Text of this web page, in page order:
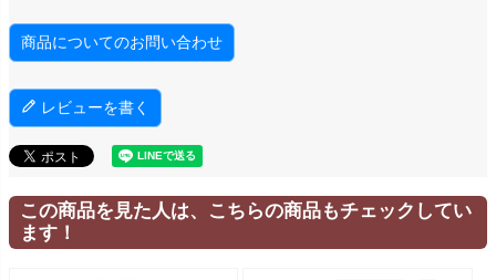
商品についてのお問い合わせ
レビューを書く
この商品を見た人は、こちらの商品もチェックしてい
ます！